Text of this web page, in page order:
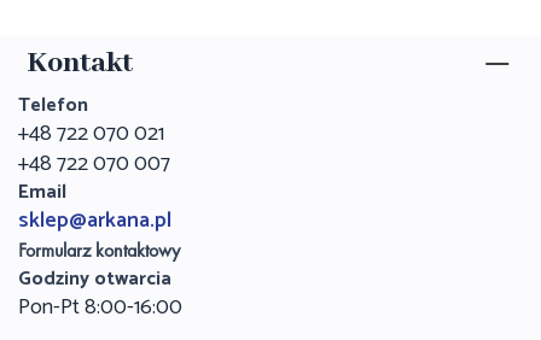
Kontakt
Telefon
+48 722 070 021
+48 722 070 007
Email
sklep@arkana.pl
Formularz kontaktowy
Godziny otwarcia
Pon-Pt 8:00-16:00